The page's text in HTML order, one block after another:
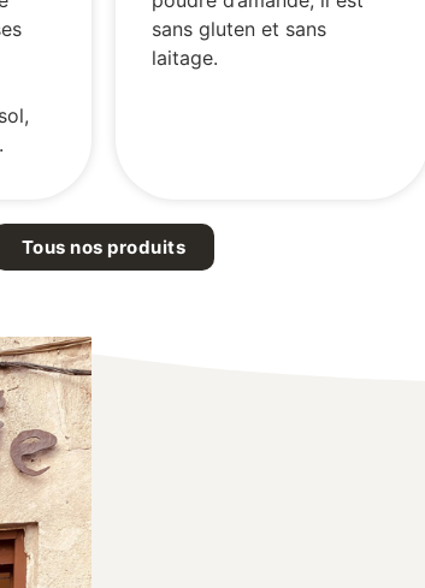
sans gluten et sans
laitage.
Tous nos produits